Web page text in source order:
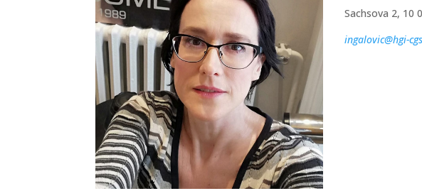
Sachsova 2, 10
ingalovic@hgi-